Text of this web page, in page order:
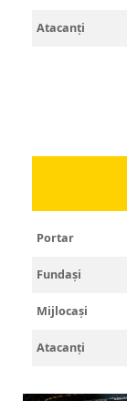
Atacanți
Portar
Fundași
Mijlocași
Atacanți